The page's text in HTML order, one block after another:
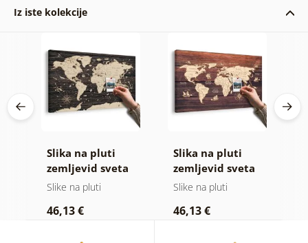
Iz iste kolekcije
Slika na pluti
zemljevid sveta
na lesenem
Slike na pluti
46,13 €
Slika na pluti
zemljevid sveta
na lesu
Slike na pluti
46,13 €